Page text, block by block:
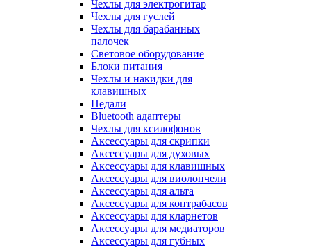
Чехлы для электрогитар
Чехлы для гуслей
Чехлы для барабанных
палочек
Световое оборудование
Блоки питания
Чехлы и накидки для
клавишных
Педали
Bluetooth адаптеры
Чехлы для ксилофонов
Аксессуары для скрипки
Аксессуары для духовых
Аксессуары для клавишных
Аксессуары для виолончели
Аксессуары для альта
Аксессуары для контрабасов
Аксессуары для кларнетов
Аксессуары для медиаторов
Аксессуары для губных